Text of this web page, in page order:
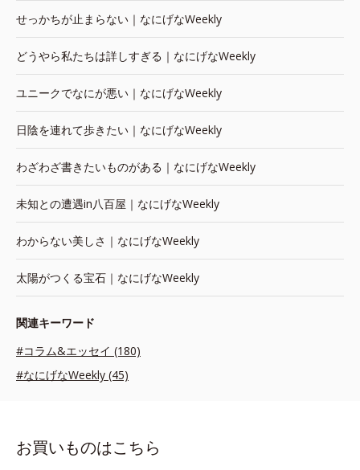
せっかちが止まらない｜なにげなWeekly
どうやら私たちは詳しすぎる｜なにげなWeekly
ユニークでなにが悪い｜なにげなWeekly
日陰を連れて歩きたい｜なにげなWeekly
わざわざ書きたいものがある｜なにげなWeekly
未知との遭遇in八百屋｜なにげなWeekly
わからない美しさ｜なにげなWeekly
太陽がつくる宝石｜なにげなWeekly
関連キーワード
#コラム&エッセイ (180)
#なにげなWeekly (45)
お買いものはこちら